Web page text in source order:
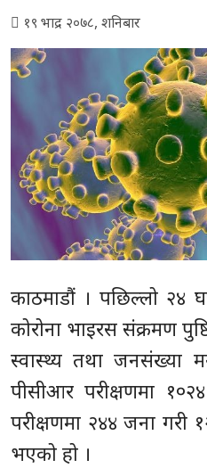
१९ भाद्र २०७८, शनिबार
काठमाडौं । पछिल्लो २४
कोरोना भाइरस संक्रमण
स्वास्थ्य तथा जनसंख्या
पीसीआर परीक्षणमा
परीक्षणमा २४४ जना गरी
भएको हो ।